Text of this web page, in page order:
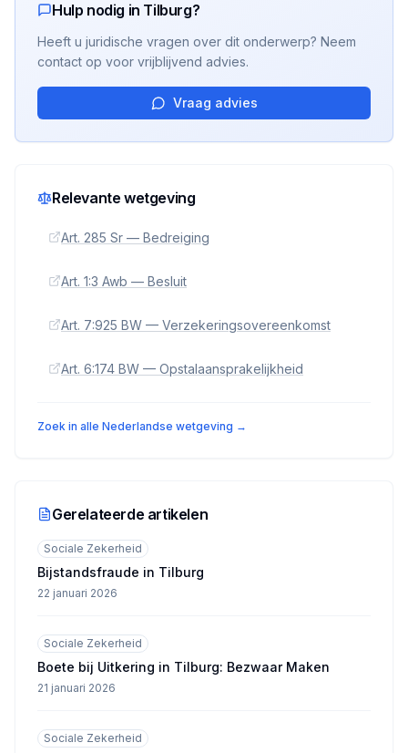
Hulp nodig in Tilburg?
Heeft u juridische vragen over dit onderwerp? Neem
contact op voor vrijblijvend advies.
Vraag advies
Relevante wetgeving
Art. 285 Sr — Bedreiging
Art. 1:3 Awb — Besluit
Art. 7:925 BW — Verzekeringsovereenkomst
Art. 6:174 BW — Opstalaansprakelijkheid
Zoek in alle Nederlandse wetgeving →
Gerelateerde artikelen
Sociale Zekerheid
Bijstandsfraude in Tilburg
22 januari 2026
Sociale Zekerheid
Boete bij Uitkering in Tilburg: Bezwaar Maken
21 januari 2026
Sociale Zekerheid